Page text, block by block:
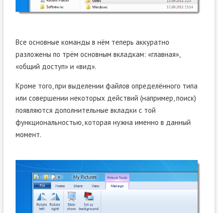
Все основные команды в нём теперь аккуратно
разложены по трём основным вкладкам: «главная»,
«общий доступ» и «вид».
Кроме того, при выделении файлов определённого типа
или совершении некоторых действий (например, поиск)
появляются дополнительные вкладки с той
функциональностью, которая нужна именно в данный
момент.